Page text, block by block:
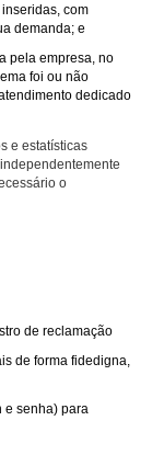
com
demanda; e
pela empresa, no
foi ou não
dedicado
e estatísticas
o
de reclamação
de forma fidedigna,
e senha) para